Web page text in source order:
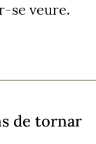
se veure.
de tornar